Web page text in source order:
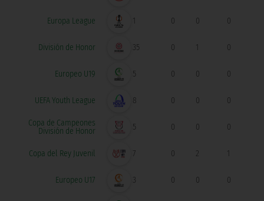
Europa League 1 0 0 0
División de Honor 35 0 1 0
Europeo U19 5 0 0 0
UEFA Youth League 8 0 0 0
Copa de Campeones
División de Honor
5 0 0 0
Copa del Rey Juvenil 7 0 2 1
Europeo U17 3 0 0 0